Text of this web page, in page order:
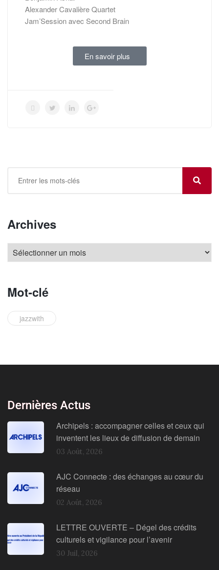
Alexander Cavalière Quartet
Jam’Session avec Second Brain
En savoir plus
Archives
Mot-clé
jazzwith
Dernières Actus
Archipels : accompagner celles et ceux qui
inventent les lieux de diffusion de demain
03 Août, 2026
AJC Connecte : des échanges au cœur du
réseau
02 Août, 2026
LETTRE OUVERTE – Dégel des crédits
culturels et vigilance pour l’avenir
30 Juil, 2026